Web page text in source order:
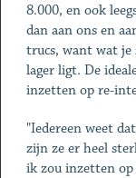
8.000, en ook
dan aan ons en
trucs, want wat je
lager ligt. De
inzetten op re-
"Iedereen weet
zijn ze er heel
ik zou inzetten